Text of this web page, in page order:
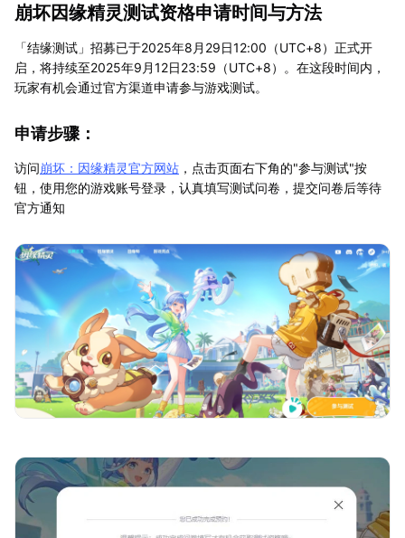
崩坏因缘精灵测试资格申请时间与方法
「结缘测试」招募已于2025年8月29日12:00（UTC+8）正式开
启，将持续至2025年9月12日23:59（UTC+8）。在这段时间内，
玩家有机会通过官方渠道申请参与游戏测试。
申请步骤：
访问崩坏：因缘精灵官方网站 ，点击页面右下角的"参与测试"按
钮，使用您的游戏账号登录，认真填写测试问卷，提交问卷后等待
官方通知